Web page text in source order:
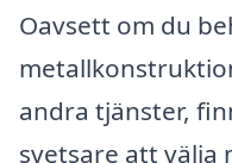
Oavsett om du
andra tjänster,
svetsare att välja